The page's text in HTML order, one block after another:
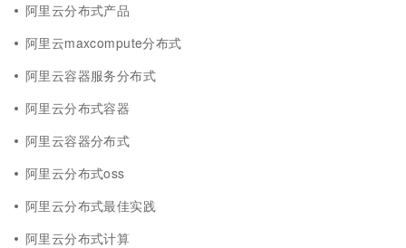
阿里云分布式产品
阿里云maxcompute分布式
阿里云容器服务分布式
阿里云分布式容器
阿里云容器分布式
阿里云分布式oss
阿里云分布式最佳实践
阿里云分布式计算